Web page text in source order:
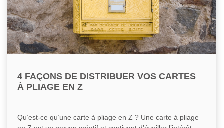
4 FAÇONS DE DISTRIBUER VOS CARTES
À PLIAGE EN Z
Qu’est-ce qu’une carte à pliage en Z ? Une carte à pliage